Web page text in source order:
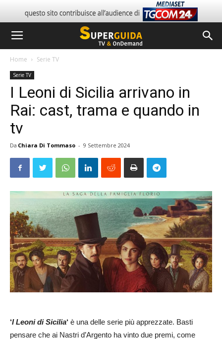
Home Serie TV
Serie TV
I Leoni di Sicilia arrivano in
Rai: cast, trama e quando in
tv
Da Chiara Di Tommaso - 9 Settembre 2024
‘I Leoni di Sicilia‘ è una delle serie più apprezzate. Basti
pensare che ai Nastri d’Argento ha vinto due premi, come